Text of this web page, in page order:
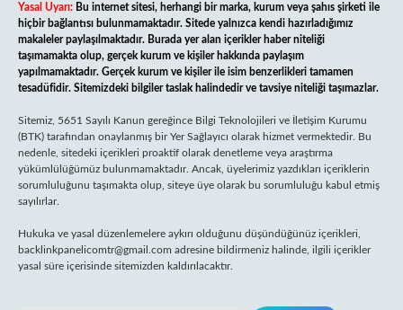
Yasal Uyarı: Bu internet sitesi, herhangi bir marka, kurum veya şahıs şirketi ile
hiçbir bağlantısı bulunmamaktadır. Sitede yalnızca kendi hazırladığımız
makaleler paylaşılmaktadır. Burada yer alan içerikler haber niteliği
taşımamakta olup, gerçek kurum ve kişiler hakkında paylaşım
yapılmamaktadır. Gerçek kurum ve kişiler ile isim benzerlikleri tamamen
tesadüfidir. Sitemizdeki bilgiler taslak halindedir ve tavsiye niteliği taşımazlar.
Sitemiz, 5651 Sayılı Kanun gereğince Bilgi Teknolojileri ve İletişim Kurumu
(BTK) tarafından onaylanmış bir Yer Sağlayıcı olarak hizmet vermektedir. Bu
nedenle, sitedeki içerikleri proaktif olarak denetleme veya araştırma
yükümlülüğümüz bulunmamaktadır. Ancak, üyelerimiz yazdıkları içeriklerin
sorumluluğunu taşımakta olup, siteye üye olarak bu sorumluluğu kabul etmiş
sayılırlar.
Hukuka ve yasal düzenlemelere aykırı olduğunu düşündüğünüz içerikleri,
backlinkpanelicomtr@gmail.com adresine bildirmeniz halinde, ilgili içerikler
yasal süre içerisinde sitemizden kaldırılacaktır.